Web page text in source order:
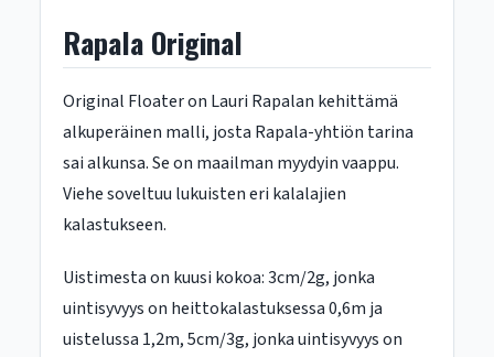
Rapala Original
Original Floater on Lauri Rapalan kehittämä
alkuperäinen malli, josta Rapala-yhtiön tarina
sai alkunsa. Se on maailman myydyin vaappu.
Viehe soveltuu lukuisten eri kalalajien
kalastukseen.
Uistimesta on kuusi kokoa: 3cm/2g, jonka
uintisyvyys on heittokalastuksessa 0,6m ja
uistelussa 1,2m, 5cm/3g, jonka uintisyvyys on